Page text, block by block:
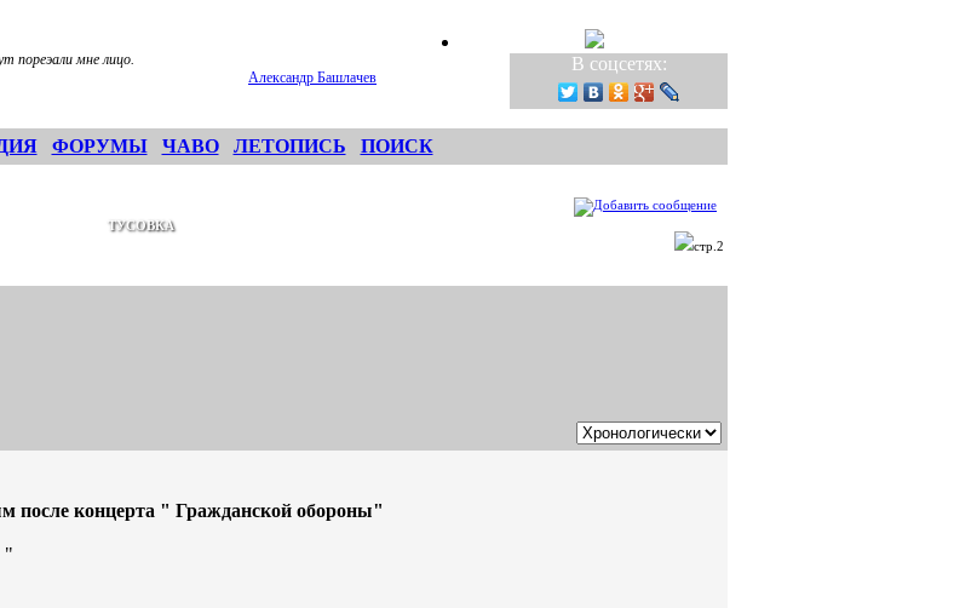
пореэали мне лицо.
Александр Башлачев
В соцсетях:
ФОРУМЫ ЧАВО ЛЕТОПИСЬ ПОИСК
ТУСОВКА
стр.2
после концерта " Гражданской обороны"
"